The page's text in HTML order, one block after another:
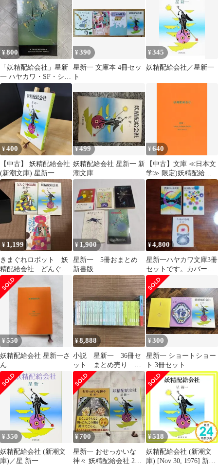
¥800
「妖精配給会社」星新
一 ハヤカワ・SF・シリ
ーズ
¥390
星新一 文庫本 4冊セッ
ト
¥345
妖精配給会社／星新一
¥400
【中古】 妖精配給会社
(新潮文庫) 星新一
¥499
妖精配給会社 星新一 新
潮文庫
¥640
【中古】文庫 ≪日本文
学≫ 限定)妖精配給会
社【新潮文庫プレミア
ムカバー 2022年版】 /
星新一
¥ 1,199
きまぐれロボット 妖
精配給会社 どんぐり
民話館
¥ 1,900
星新一 5冊おまとめ
新書版
¥4,800
星新一ハヤカワ文庫3冊
セットです。カバー・
真鍋博、深沢幸雄。
¥550
妖精配給会社 星新一さ
ん
¥8,888
小説 星新一 36冊セ
ット まとめ売り ボ
ッコちゃん コミック
星新一 午後の恐竜
¥300
星新一 ショートショー
ト 3冊セット
¥350
妖精配給会社 (新潮文
庫)／星 新一
¥700
星新一 おせっかいな
神々 妖精配給会社 2冊
¥518
妖精配給会社 (新潮文
庫) [Nov 30, 1976] 新一,